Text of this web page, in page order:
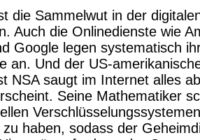
die Sammelwut in der
Auch die Onlinedienste wie
Google legen systematisch
an. Und der US-
NSA saugt im Internet alles
Seine Mathematiker
haben, sodass der